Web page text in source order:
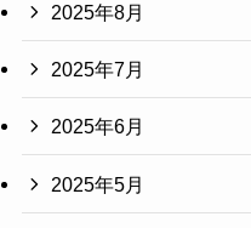
2025年8月
2025年7月
2025年6月
2025年5月